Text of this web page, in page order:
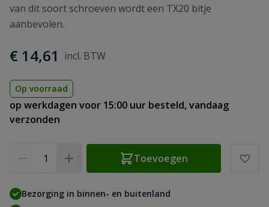
van dit soort schroeven wordt een TX20 bitje
aanbevolen.
€ 14,61
Op voorraad
op werkdagen voor 15:00 uur besteld, vandaag
verzonden
Toevoegen
Bezorging in binnen- en buitenland